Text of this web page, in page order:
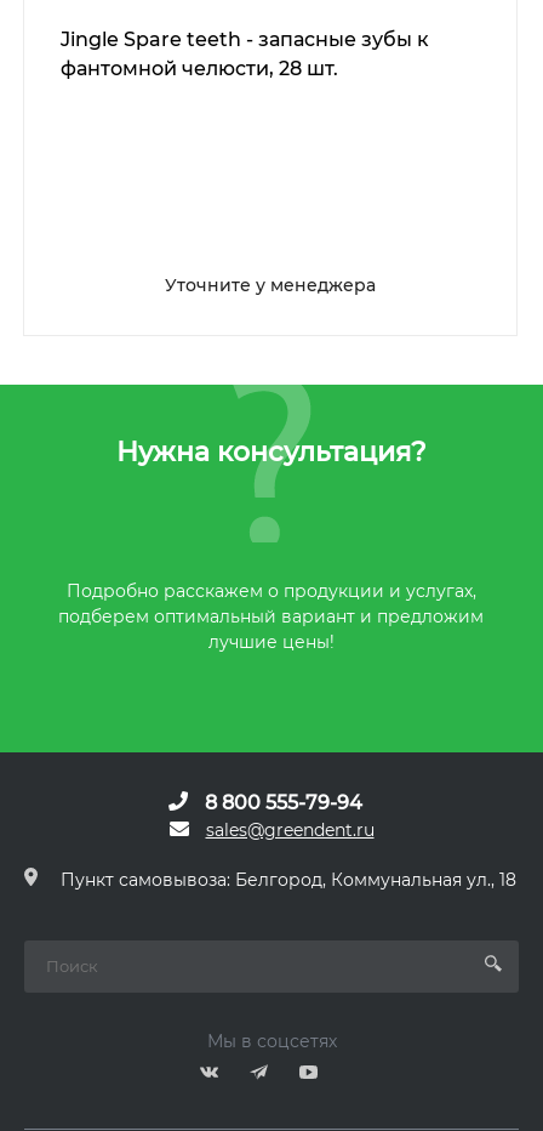
Jingle Spare teeth - запасные зубы к
фантомной челюсти, 28 шт.
Уточните у менеджера
Нужна консультация?
Подробно расскажем о продукции и услугах,
подберем оптимальный вариант и предложим
лучшие цены!
8 800 555-79-94
sales@greendent.ru
Пункт самовывоза: Белгород, Коммунальная ул., 18
Мы в соцсетях